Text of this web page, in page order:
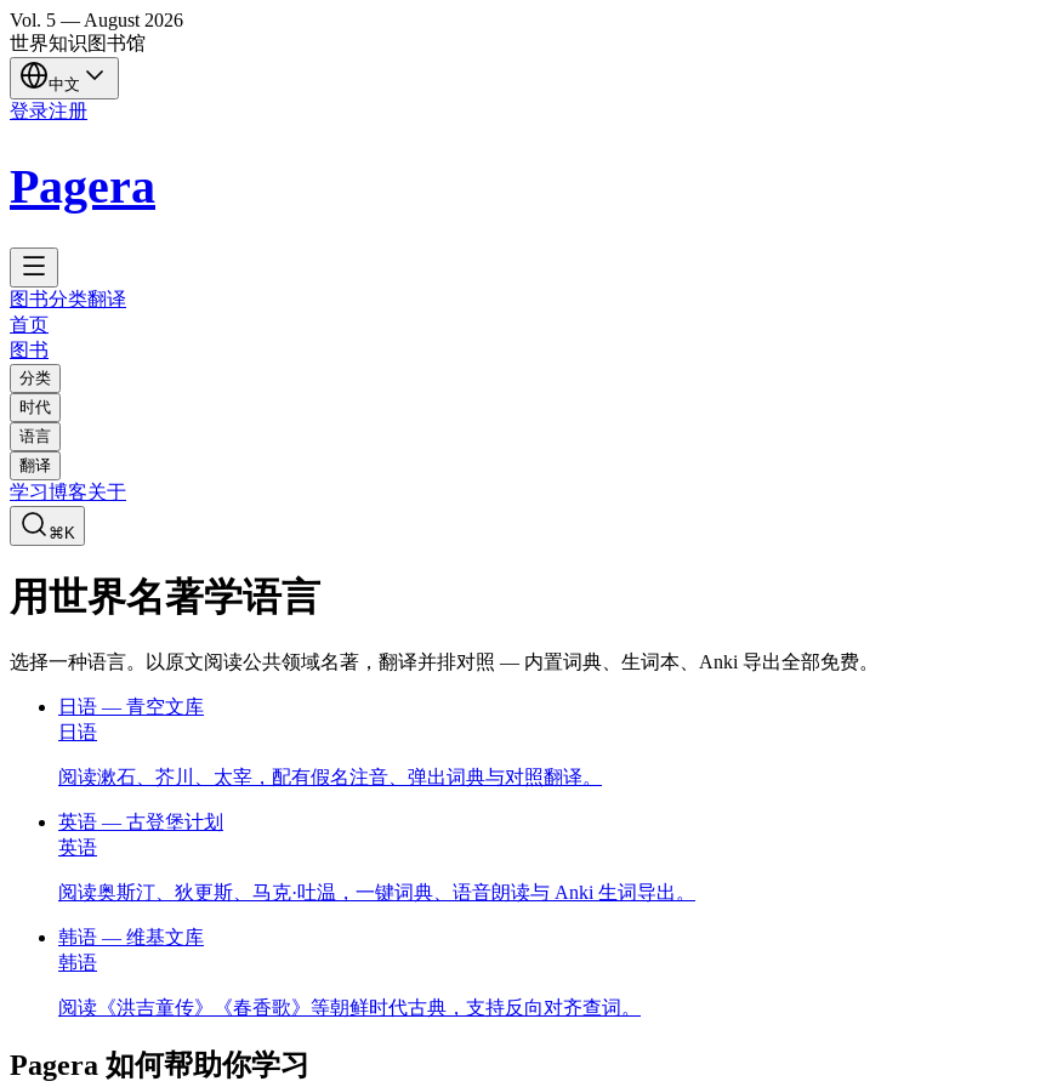
Vol. 5 — August 2026
世界知识图书馆
中文
登录注册
Pagera
图书分类翻译
首页
图书
分类
时代
语言
翻译
学习博客关于
⌘K
用世界名著学语言
选择一种语言。以原文阅读公共领域名著，翻译并排对照 — 内置词典、生词本、Anki 导出全部免费。
日语 — 青空文库
日语
阅读漱石、芥川、太宰，配有假名注音、弹出词典与对照翻译。
英语 — 古登堡计划
英语
阅读奥斯汀、狄更斯、马克·吐温，一键词典、语音朗读与 Anki 生词导出。
韩语 — 维基文库
韩语
阅读《洪吉童传》《春香歌》等朝鲜时代古典，支持反向对齐查词。
Pagera 如何帮助你学习